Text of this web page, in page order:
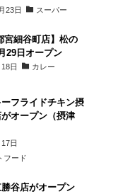
23日 スーパー
宮細谷町店】松の
29日オープン
日 カレー
フライドチキン摂
オープン（摂津
日
フード
谷店がオープン